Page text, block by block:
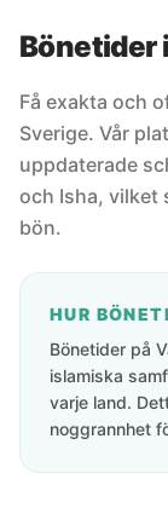
Bönetider
Få exakta och
Sverige. Vår
uppdaterade
och Isha, vilket
bön.
HUR
Bönetider på
islamiska
varje land.
noggrannhet